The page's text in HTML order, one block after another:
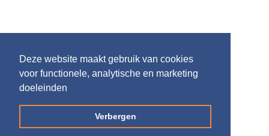
Deze website maakt gebruik van cookies
voor functionele, analytische en marketing
doeleinden
Verbergen